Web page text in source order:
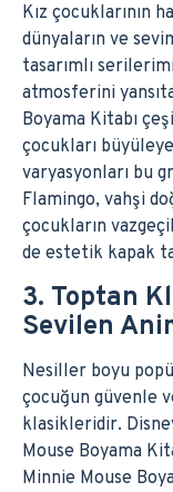
Kız çocuklarının
dünyaların ve
tasarımlı
atmosferini
Boyama Kitabı
çocukları
varyasyonları bu
Flamingo, vahşi
çocukların
de estetik kapak
3. Toptan
Sevilen
Nesiller boyu
çocuğun güvenle
klasikleridir.
Mouse Boyama
Minnie Mouse